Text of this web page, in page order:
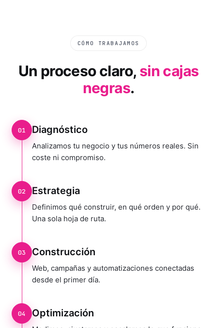
CÓMO TRABAJAMOS
Un proceso claro, sin cajas
negras.
01 Diagnóstico
Analizamos tu negocio y tus números reales. Sin
coste ni compromiso.
02 Estrategia
Definimos qué construir, en qué orden y por qué.
Una sola hoja de ruta.
03 Construcción
Web, campañas y automatizaciones conectadas
desde el primer día.
04 Optimización